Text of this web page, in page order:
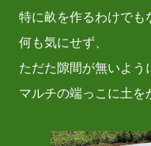
特に畝を作るわけでも
何も気にせず、
ただた隙間が無いよう
マルチの端っこに土を